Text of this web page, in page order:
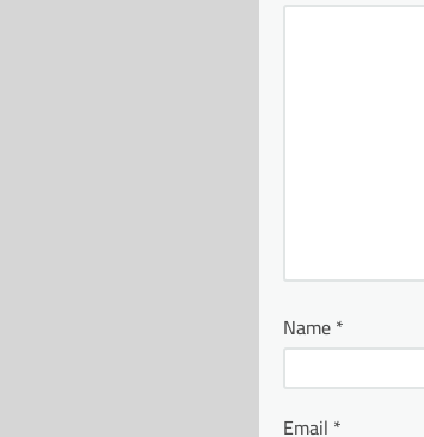
Name*
Email *